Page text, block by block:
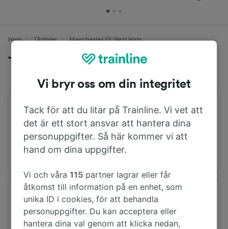
Hem Tågtider Manchester till West Ham
Tåg från Manchester till West Ham
Första tåget
04:04
Sista tåget
22:20
Avresestation
Manchester
Ankomststation
West Ham
Vi bryr oss om din integritet
Tack för att du litar på Trainline. Vi vet att
det är ett stort ansvar att hantera dina
personuppgifter. Så här kommer vi att
hand om dina uppgifter.
Vi och våra115 partner lagrar eller får
åtkomst till information på en enhet, som
unika ID i cookies, för att behandla
personuppgifter. Du kan acceptera eller
hantera dina val genom att klicka nedan,